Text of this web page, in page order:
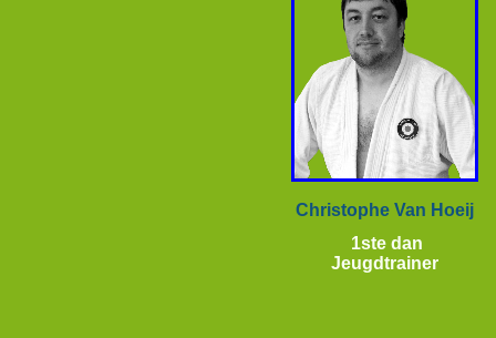
Christophe Van Hoeij
1ste dan
Jeugdtrainer